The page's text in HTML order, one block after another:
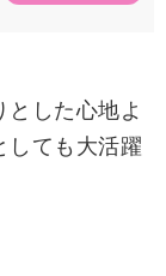
した心地よ
しても大活躍